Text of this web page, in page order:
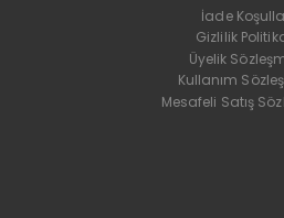
İade
Gizlilik
Üyelik
Kullanım
Mesafeli Satış